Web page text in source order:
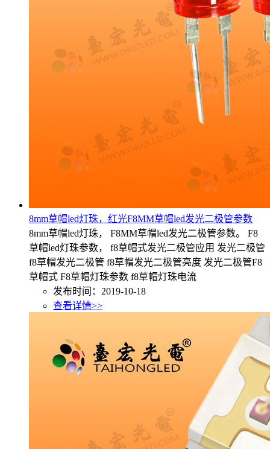
8mm草帽led灯珠，红光F8MM草帽led发光二极管参数
8mm草帽led灯珠， F8MM草帽led发光二极管参数。 F8
草帽led灯珠参数， f8草帽式发光二极管应用 发光二极管
f8草帽发光二极管 f8草帽发光二极管亮度 发光二极管F8
草帽式 F8草帽灯珠参数 f8草帽灯珠电流
发布时间：2019-10-18
查看详情>>